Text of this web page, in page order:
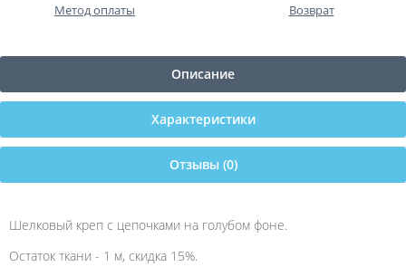
Метод оплаты Возврат
Описание
Характеристики
Отзывы (0)
Шелковый креп с цепочками на голубом фоне.
Остаток ткани - 1 м, скидка 15%.